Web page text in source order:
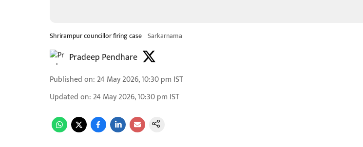
Shrirampur councillor firing case Sarkarnama
Pradeep Pendhare
Published on: 24 May 2026, 10:30 pm IST
Updated on: 24 May 2026, 10:30 pm IST